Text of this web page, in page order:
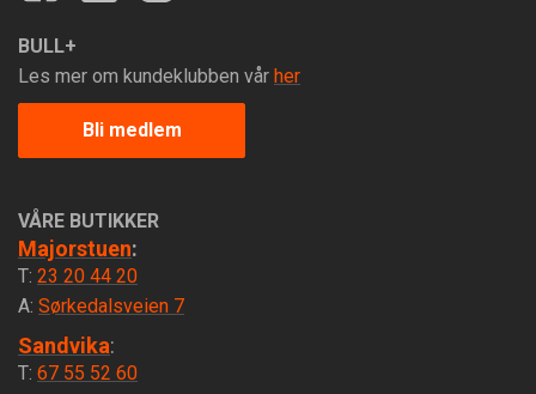
BULL+
Les mer om kundeklubben vår her
Bli medlem
VÅRE BUTIKKER
Majorstuen:
T: 23 20 44 20
A: Sørkedalsveien 7
Sandvika:
T: 67 55 52 60